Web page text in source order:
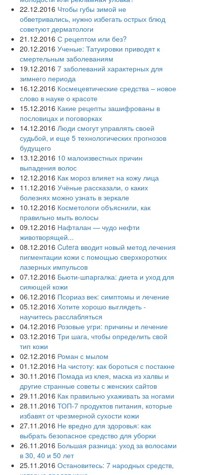
22.12.2016 Чтобы губы зимой не
обветривались, нужно избегать острых блюд
советуют дерматологи
21.12.2016 С рецептом или без?
20.12.2016 Ученые: Татуировки приводят к
смертельным заболеваниям
19.12.2016 7 заболеваний характерных для
зимнего периода
16.12.2016 Космецевтические средства – новое
слово в науке о красоте
15.12.2016 Какие рецепты зашифрованы в
пословицах и поговорках
14.12.2016 Люди смогут управлять своей
судьбой, и еще 5 технологических прогнозов
будущего
13.12.2016 10 малоизвестных причин
выпадения волос
12.12.2016 Как мороз влияет на кожу лица
11.12.2016 Учёные рассказали, о каких
болезнях можно узнать в зеркале
10.12.2016 Косметологи объяснили, как
правильно мыть волосы
09.12.2016 Нафталан — чудо нефти
животворящей...
08.12.2016 Cutera вводит новый метод лечения
пигментации кожи с помощью сверхкоротких
лазерных импульсов
07.12.2016 Бьюти-шпаргалка: диета и уход для
сияющей кожи
06.12.2016 Псориаз век: симптомы и лечение
05.12.2016 Хотите хорошо выглядеть -
научитесь расслабляться
04.12.2016 Розовые угри: причины и лечение
03.12.2016 Три шага, чтобы определить свой
тип кожи
02.12.2016 Роман с мылом
01.12.2016 На чистоту: как бороться с постакне
30.11.2016 Помада из клея, маска из халвы и
другие странные советы с женских сайтов
29.11.2016 Как правильно ухаживать за ногами
28.11.2016 ТОП-7 продуктов питания, которые
избавят от чрезмерной сухости кожи
27.11.2016 Не вредно для здоровья: как
выбрать безопасное средство для уборки
26.11.2016 Большая разница: уход за волосами
в 30, 40 и 50 лет
25.11.2016 Остановитесь: 7 народных средств,